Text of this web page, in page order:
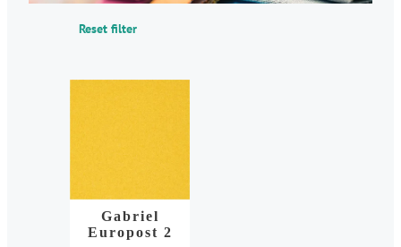
Reset filter
Gabriel
Europost 2